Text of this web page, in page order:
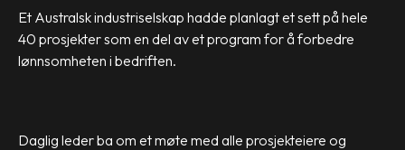
Et Australsk industriselskap hadde planlagt et sett på hele
40 prosjekter som en del av et program for å forbedre
lønnsomheten i bedriften.
Daglig leder ba om et møte med alle prosjekteiere og